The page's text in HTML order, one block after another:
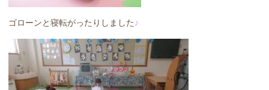
ゴローンと寝転がったりしました♪